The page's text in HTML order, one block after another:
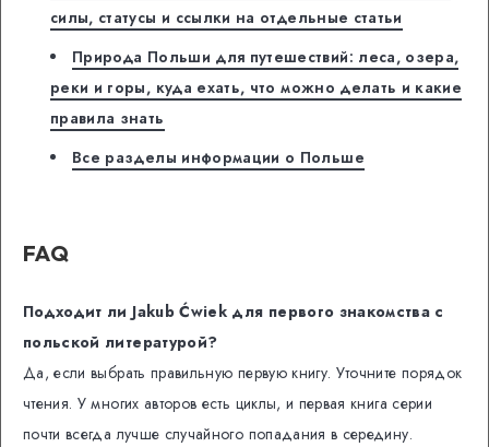
силы, статусы и ссылки на отдельные статьи
Природа Польши для путешествий: леса, озера,
реки и горы, куда ехать, что можно делать и какие
правила знать
Все разделы информации о Польше
FAQ
Подходит ли Jakub Ćwiek для первого знакомства с
польской литературой?
Да, если выбрать правильную первую книгу. Уточните порядок
чтения. У многих авторов есть циклы, и первая книга серии
почти всегда лучше случайного попадания в середину.